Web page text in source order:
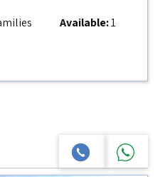
Available:1